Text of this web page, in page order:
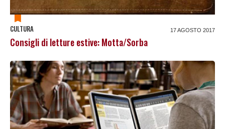
CULTURA 17 AGOSTO 2017
Consigli di letture estive: Motta/Sorba